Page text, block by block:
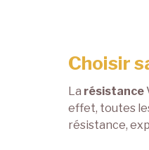
Choisir
La résistance
effet, toutes
résistance,